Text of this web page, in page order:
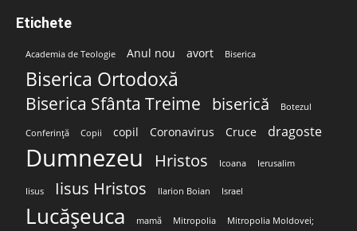
Etichete
Academia de Teologie Anul nou avort Biserica
Biserica Ortodoxă
Biserica Sfânta Treime biserică Botezul
Conferință Copii copil Coronavirus Cruce dragoste
Dumnezeu Hristos Icoana Ierusalim
Iisus Iisus Hristos Ilarion Boian Israel
Lucășeuca mamă Mitropolia Mitropolia Moldovei;